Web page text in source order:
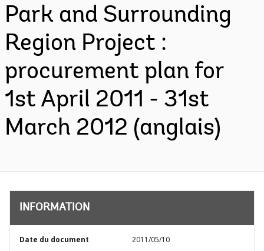
Park and Surrounding
Region Project :
procurement plan for
1st April 2011 - 31st
March 2012 (anglais)
INFORMATION
Date du document 2011/05/10